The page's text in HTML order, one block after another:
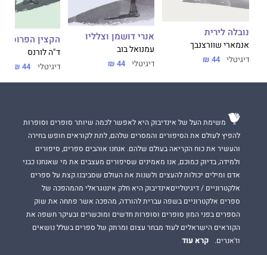
נובלה לירית
אנמארי שוורצנבך
דיגיטלי 44 ₪
אנרי דושמן וצלליו
עמנואל בוב
דיגיטלי 44 ₪
הקצין הפרוסי
ד"ה לורנס
דיגיטלי 44 ₪
משימת העל של אינדיבוק היא לאפשר לכמה שיותר סופרים וסופרות
להפיץ לעולם את הסיפורים והמסרים שלהם, לתת לקוראים חופש בחירה
והעשיר את כוח הקריאה בעולם שלהם. אנחנו אוהבים ספרים, סיפורים
ולמידה, בדיוק כמוכם, אנו מאמינים שסיפורים מעצבים את מי שאנחנו כבני
אדם ומילים יכולות להעצים ולשנות את העולם שסביבנו.קצת על ספרים
אלקטרוניים / דיגיטלייםאינדיבוק היא חלק אינטגראלי מהמהפכה של
ספרים אלקטרוניים בשפה עברית להורדה, מהפכה אשר פתחה את שוק
הספרים בפני המון סופרים וסופרות חדשים ומוכשרים ובעיקר חשפה את
הקוראים הישראלים לעוד מבחר עצום ומרתק של ספרים בשלל נושאים
וז'אנרים.
קרא עוד